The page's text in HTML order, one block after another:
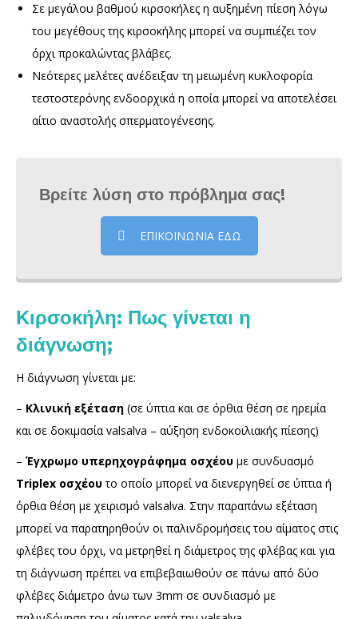
Σε μεγάλου βαθμού κιρσοκήλες η αυξημένη πίεση λόγω
του μεγέθους της κιρσοκήλης μπορεί να συμπιέζει τον
όρχι προκαλώντας βλάβες.
Νεότερες μελέτες ανέδειξαν τη μειωμένη κυκλοφορία
τεστοστερόνης ενδοορχικά η οποία μπορεί να αποτελέσει
αίτιο αναστολής σπερματογένεσης.
Βρείτε λύση στο πρόβλημα σας!
ΕΠΙΚΟΙΝΩΝΙΑ ΕΔΩ
Κιρσοκήλη: Πως γίνεται η
διάγνωση;
Η διάγνωση γίνεται με:
– Κλινική εξέταση (σε ύπτια και σε όρθια θέση σε ηρεμία
και σε δοκιμασία valsalva – αύξηση ενδοκοιλιακής πίεσης)
– Έγχρωμο υπερηχογράφημα οσχέου με συνδυασμό
Triplex οσχέουτο οποίο μπορεί να διενεργηθεί σε ύπτια ή
όρθια θέση με χειρισμό valsalva. Στην παραπάνω εξέταση
μπορεί να παρατηρηθούν οι παλινδρομήσεις του αίματος στις
φλέβες του όρχι, να μετρηθεί η διάμετρος της φλέβας και για
τη διάγνωση πρέπει να επιβεβαιωθούν σε πάνω από δύο
φλέβες διάμετρο άνω των 3mm σε συνδιασμό με